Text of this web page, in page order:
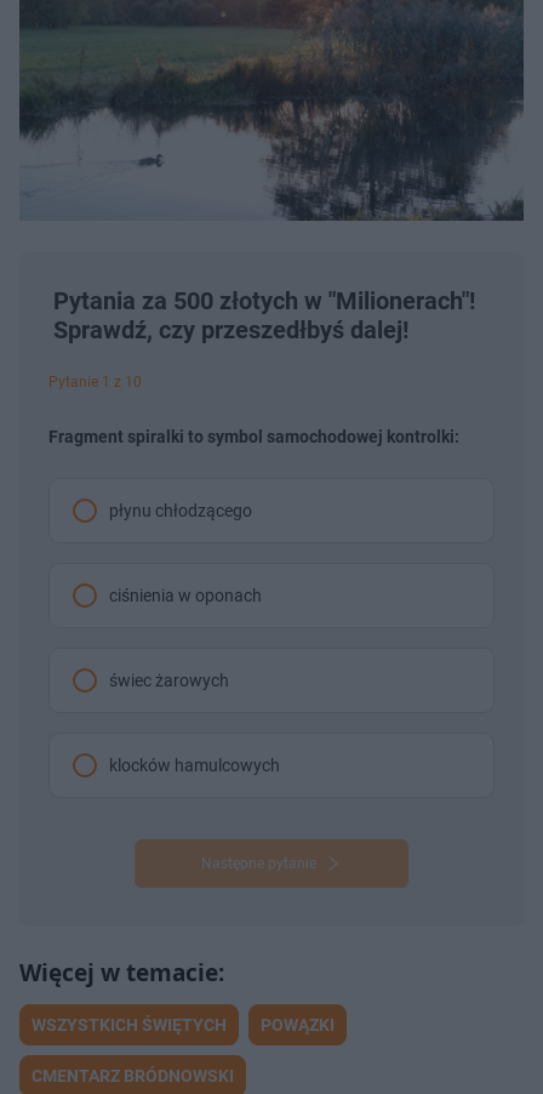
Pytania za 500 złotych w "Milionerach"!
Sprawdź, czy przeszedłbyś dalej!
Pytanie 1 z 10
Fragment spiralki to symbol samochodowej kontrolki:
płynu chłodzącego
ciśnienia w oponach
świec żarowych
klocków hamulcowych
Następne pytanie
WSZYSTKICH ŚWIĘTYCH POWĄZKI
CMENTARZ BRÓDNOWSKI